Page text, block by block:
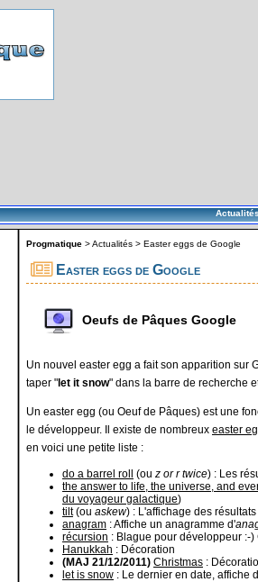
Progmatique >Actualités > Easter eggs de Google
Easter eggs de Google
Oeufs de Pâques Google
Un nouvel easter egg a fait son apparition sur
taper " let it snow" dans la barre de recherche
Un easter egg (ou Oeuf de Pâques) est une
le développeur. Il existe de nombreux easter
en voici une petite liste :
do a barrel roll (ou z or r twice) : Les
the answer to life, the universe, and
du voyageur galactique)
tilt(ou askew) : L'affichage des
anagram : Affiche un anagramme d'
récursion : Blague pour développeur :-
Hanukkah : Décoration
(MAJ 21/12/2011) Christmas :
let is snow : Le dernier en date, affiche